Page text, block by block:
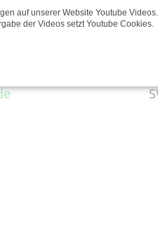
auf unserer Website Youtube
der Videos setzt Youtube Cookies.